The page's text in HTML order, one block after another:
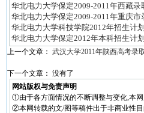
华北电力大学保定2009-2011年西藏录
华北电力大学保定2009-2011年重庆市
华北电力大学科技学院2012年招生计
华北电力大学保定2012年本科招生计划
上一个文章： 武汉大学2011年陕西高考录
下一个文章： 没有了
网站版权与免责声明
①由于各方面情况的不断调整与变化,本
②本网转载的文/图等稿件出于非商业性